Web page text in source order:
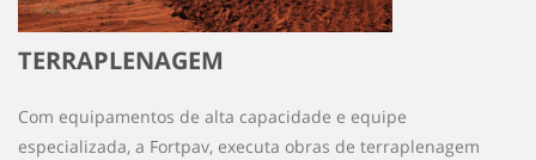
TERRAPLENAGEM
Com equipamentos de alta capacidade e equipe
especializada, a Fortpav, executa obras de terraplenagem